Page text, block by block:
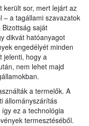
került sor, mert lejárt az
– a tagállami szavazatok
saját
dikvát hatóanyagot
engedélyét minden
jelenti, hogy a
nem lehet majd
a termelők. A
állományszárítás
ez a technológia
termesztéséből.